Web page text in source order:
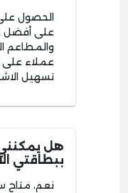
الحصول
على أفضل
والمطاعم
عملاء على
تسهيل
هل
ببطاقتي
نعم، متاح